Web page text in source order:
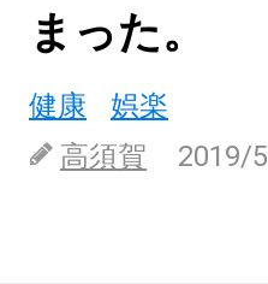
まった。
健康
娯楽
高須賀
2019/